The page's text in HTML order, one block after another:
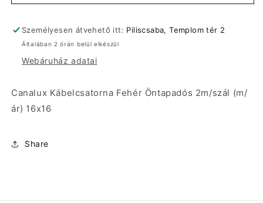
ár)
16x16
csökkentése
ár)
16x16
növelése
Személyesen átvehető itt: Piliscsaba, Templom tér 2
Általában 2 órán belül elkészül
Webáruház adatai
Canalux Kábelcsatorna Fehér Öntapadós 2m/szál (m/
ár) 16x16
Share